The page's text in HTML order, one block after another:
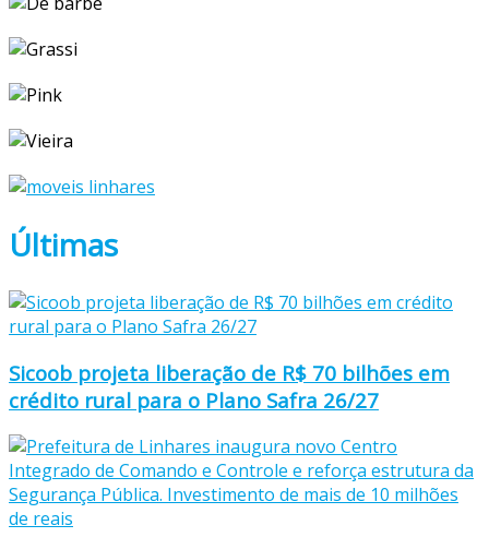
Últimas
Sicoob projeta liberação de R$ 70 bilhões em
crédito rural para o Plano Safra 26/27